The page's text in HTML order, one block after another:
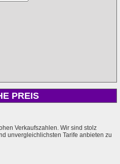
PREIS
Verkaufszahlen. Wir sind stolz
unvergleichlichsten Tarife anbieten zu